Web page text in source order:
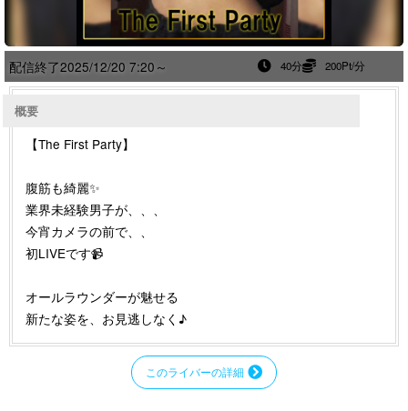
配信終了2025/12/20 7:20～ 40分 200Pt/分
概要
【The First Party】
腹筋も綺麗✨
業界未経験男子が、、、
今宵カメラの前で、、
初LIVEです📹
オールラウンダーが魅せる
新たな姿を、お見逃しなく♪
このライバーの詳細